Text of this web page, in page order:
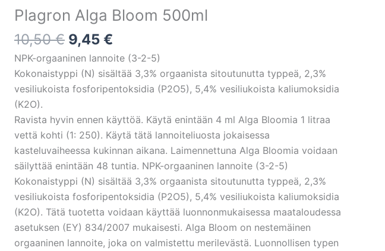
Plagron Alga Bloom 500ml
10,50€
10,50 €.
9,45 €
9,45 €.
NPK-orgaaninen lannoite (3-2-5)
Kokonaistyppi (N) sisältää 3,3% orgaanista sitoutunutta typpeä, 2,3%
vesiliukoista fosforipentoksidia (P2O5), 5,4% vesiliukoista kaliumoksidia
(K2O).
Ravista hyvin ennen käyttöä. Käytä enintään 4 ml Alga Bloomia 1 litraa
vettä kohti (1: 250). Käytä tätä lannoiteliuosta jokaisessa
kasteluvaiheessa kukinnan aikana. Laimennettuna Alga Bloomia voidaan
säilyttää enintään 48 tuntia. NPK-orgaaninen lannoite (3-2-5)
Kokonaistyppi (N) sisältää 3,3% orgaanista sitoutunutta typpeä, 2,3%
vesiliukoista fosforipentoksidia (P2O5), 5,4% vesiliukoista kaliumoksidia
(K2O). Tätä tuotetta voidaan käyttää luonnonmukaisessa maataloudessa
asetuksen (EY) 834/2007 mukaisesti. Alga Bloom on nestemäinen
orgaaninen lannoite, joka on valmistettu merilevästä. Luonnollisen typen